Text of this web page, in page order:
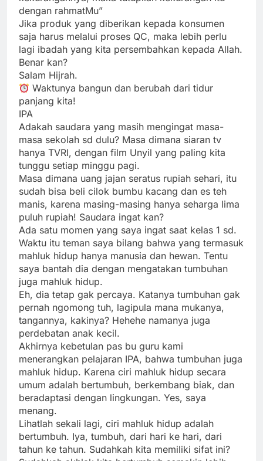
dengan rahmatMu”
Jika produk yang diberikan kepada konsumen
saja harus melalui proses QC, maka lebih perlu
lagi ibadah yang kita persembahkan kepada Allah.
Benar kan?
Salam Hijrah.
Waktunya bangun dan berubah dari tidur
panjang kita!
IPA
Adakah saudara yang masih mengingat masa-
masa sekolah sd dulu? Masa dimana siaran tv
hanya TVRI, dengan film Unyil yang paling kita
tunggu setiap minggu pagi.
Masa dimana uang jajan seratus rupiah sehari, itu
sudah bisa beli cilok bumbu kacang dan es teh
manis, karena masing-masing hanya seharga lima
puluh rupiah! Saudara ingat kan?
Ada satu momen yang saya ingat saat kelas 1 sd.
Waktu itu teman saya bilang bahwa yang termasuk
mahluk hidup hanya manusia dan hewan. Tentu
saya bantah dia dengan mengatakan tumbuhan
juga mahluk hidup.
Eh, dia tetap gak percaya. Katanya tumbuhan gak
pernah ngomong tuh, lagipula mana mukanya,
tangannya, kakinya? Hehehe namanya juga
perdebatan anak kecil.
Akhirnya kebetulan pas bu guru kami
menerangkan pelajaran IPA, bahwa tumbuhan juga
mahluk hidup. Karena ciri mahluk hidup secara
umum adalah bertumbuh, berkembang biak, dan
beradaptasi dengan lingkungan. Yes, saya
menang.
Lihatlah sekali lagi, ciri mahluk hidup adalah
bertumbuh. Iya, tumbuh, dari hari ke hari, dari
tahun ke tahun. Sudahkah kita memiliki sifat ini?